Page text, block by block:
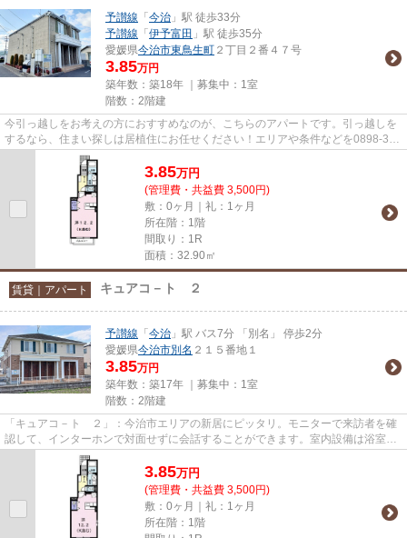
予讃線 「 今治 」駅 徒歩33分
予讃線 「 伊予富田 」駅 徒歩35分
愛媛県今治市東鳥生町 ２丁目２番４７号
3.85万円
築年数：築18年 ｜募集中： 1室
階数：2階建
今引っ越しをお考えの方におすすめなのが、こちらのアパートです。引っ越しを
するなら、住まい探しは居植住にお任せください！エリアや条件などを0898-33-
0011からお伝えいただければ...
3.85万円
(管理費・共益費 3,500円)
敷：0ヶ月｜礼：1ヶ月
所在階：1階
間取り：1R
面積：32.90㎡
賃貸｜アパート キュアコ－ト ２
予讃線 「 今治 」駅 バス7分 「別名」 停歩2分
愛媛県今治市別名 ２１５番地１
3.85万円
築年数：築17年 ｜募集中： 1室
階数：2階建
「キュアコ－ト ２」：今治市エリアの新居にピッタリ。モニターで来訪者を確
認して、インターホンで対面せずに会話することができます。室内設備は浴室乾
燥機・洗面所独立など充実し...
3.85万円
(管理費・共益費 3,500円)
敷：0ヶ月｜礼：1ヶ月
所在階：1階